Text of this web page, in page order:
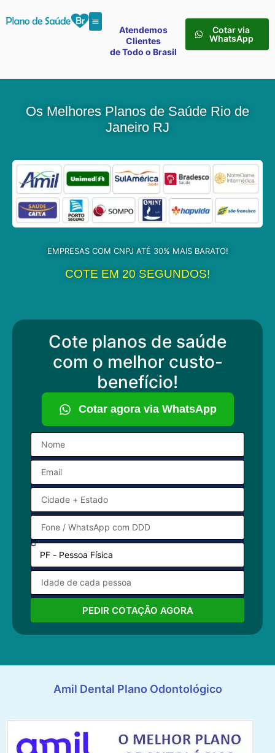
Atendemos
Clientes
de Todo o Brasil
Cotar via
WhatsApp
Os Melhores Planos de Saúde Rio de
Janeiro RJ
EMPRESAS COM CNPJ ATÉ 30% MAIS BARATO!
COTE EM 20 SEGUNDOS!
Cote planos de saúde
com o melhor custo-
benefício!
Cotar agora via WhatsApp
PEDIR COTAÇÃO AGORA
Amil Dental Plano Odontológico